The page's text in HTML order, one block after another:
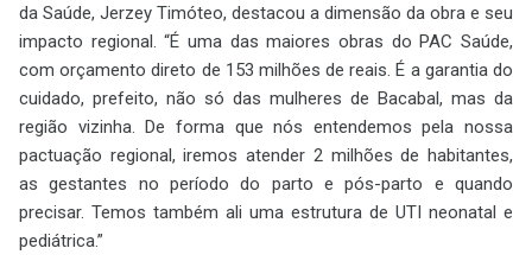
da Saúde, Jerzey Timóteo, destacou a dimensão da obra e seu
impacto regional. “É uma das maiores obras do PAC Saúde,
com orçamento direto de 153 milhões de reais. É a garantia do
cuidado, prefeito, não só das mulheres de Bacabal, mas da
região vizinha. De forma que nós entendemos pela nossa
pactuação regional, iremos atender 2 milhões de habitantes,
as gestantes no período do parto e pós-parto e quando
precisar. Temos também ali uma estrutura de UTI neonatal e
pediátrica.”